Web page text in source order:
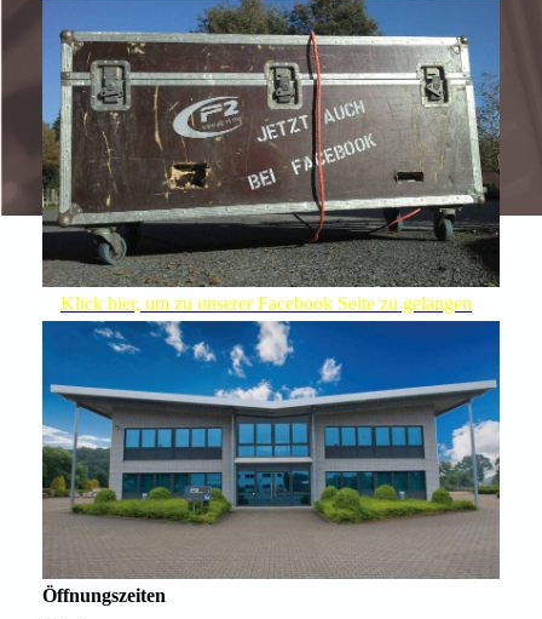
Klick hier, um zu unserer Facebook Seite zu gelangen
Öffnungszeiten